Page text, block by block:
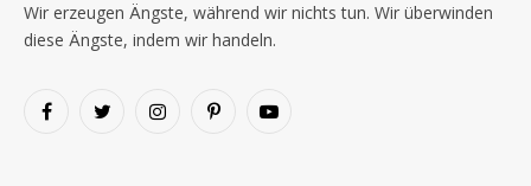
Wir erzeugen Ängste, während wir nichts tun. Wir überwinden
diese Ängste, indem wir handeln.
FacebookTwitter InstagramPinterestYouTube